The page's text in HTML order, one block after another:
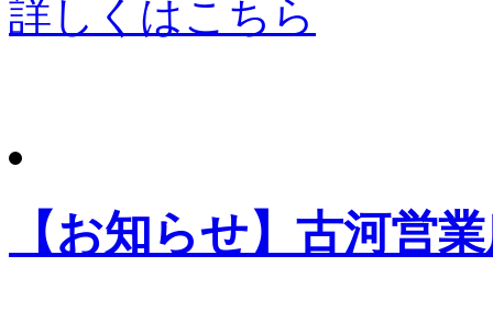
詳しくはこちら
【お知らせ】古河営